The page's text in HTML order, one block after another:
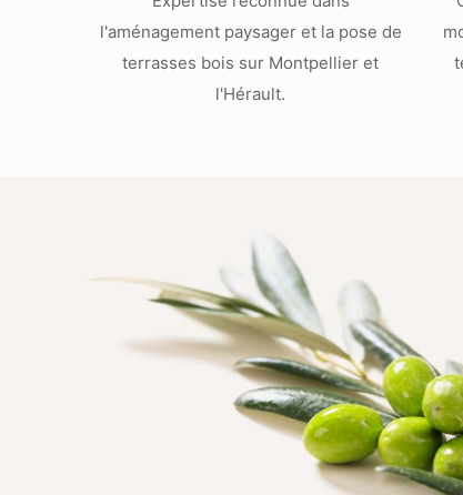
l'aménagement paysager et la pose de
terrasses bois sur Montpellier et
l'Hérault.